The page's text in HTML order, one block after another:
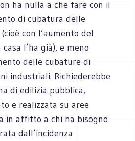
ha nulla a che fare con il
di cubatura delle
con l’aumento del
l’ha già), e meno
delle cubature di
industriali. Richiederebbe
di edilizia pubblica,
e realizzata su aree
in affitto a chi ha bisogno
dall’incidenza